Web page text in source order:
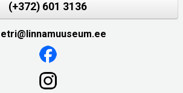
(+372) 601 3136